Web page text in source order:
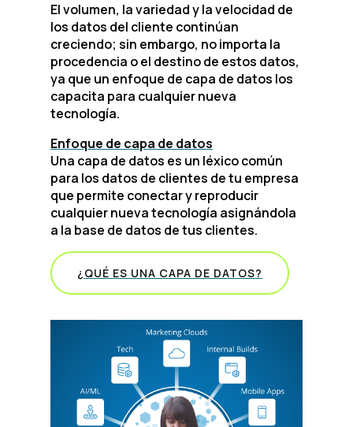
El volumen, la variedad y la velocidad de
los datos del cliente continúan
creciendo; sin embargo, no importa la
procedencia o el destino de estos datos,
ya que un enfoque de capa de datos los
capacita para cualquier nueva
tecnología.
Enfoque de capa de datos
Una capa de datos es un léxico común
para los datos de clientes de tu empresa
que permite conectar y reproducir
cualquier nueva tecnología asignándola
a la base de datos de tus clientes.
¿QUÉ ES UNA CAPA DE DATOS?